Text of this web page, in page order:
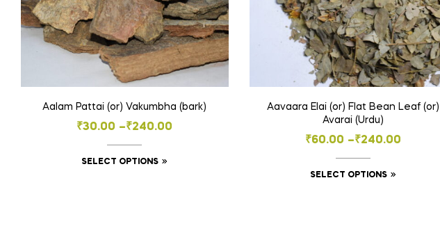
Aalam Pattai (or) Vakumbha (bark)
₹30.00 –₹240.00
Price
range:
₹30.00
SELECT OPTIONS
Aavaara Elai (or) Flat Bean Leaf (or)
Avarai (Urdu)
₹60.00 –₹240.00
Price
range:
₹60.00
SELECT OPTIONS
This